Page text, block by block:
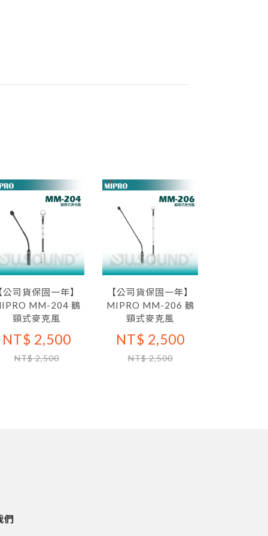
公司貨保固一年】
MM-204 鵝
頸式麥克風
NT$ 2,500
NT$ 2,500
【公司貨保固一年】
MIPRO MM-206 鵝
頸式麥克風
NT$ 2,500
NT$ 2,500
們